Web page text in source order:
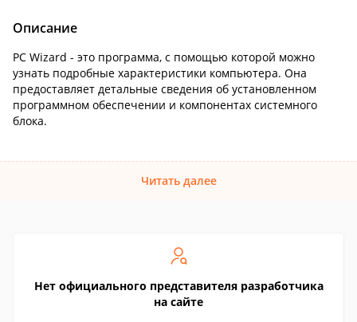
Описание
PC Wizard - это программа, с помощью которой можно
узнать подробные характеристики компьютера. Она
предоставляет детальные сведения об установленном
программном обеспечении и компонентах системного
блока.
Читать далее
Нет официального представителя разработчика
на сайте